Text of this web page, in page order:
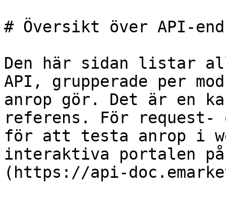
# Översikt över API-
Den här sidan listar
API, grupperade per
anrop gör. Det är en
referens. För request-
för att testa anrop i
interaktiva portalen på
(https://api-